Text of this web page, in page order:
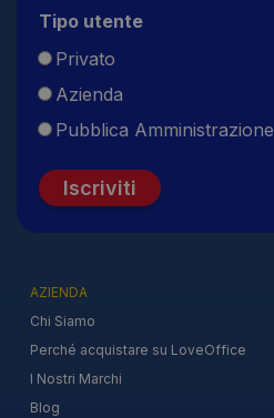
Tipo utente
Privato
Azienda
Pubblica Amministrazione
Iscriviti
AZIENDA
Chi Siamo
Perché acquistare su LoveOffice
I Nostri Marchi
Blog